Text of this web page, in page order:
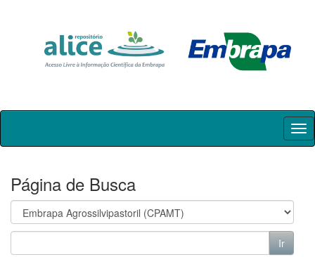
Skip
Página de Busca